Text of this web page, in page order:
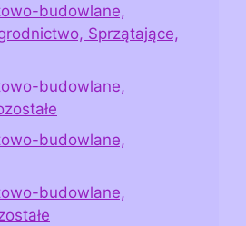
budowlane,
Sprzątające,
budowlane,
budowlane,
budowlane,